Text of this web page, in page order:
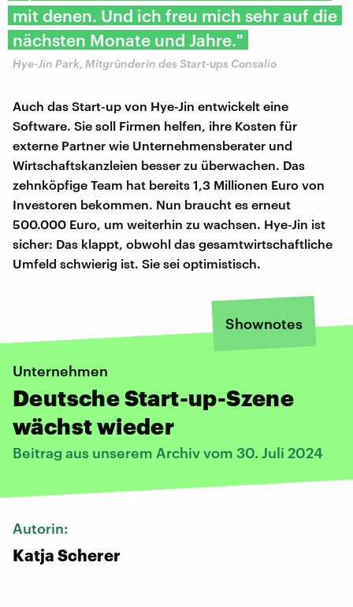
mit denen. Und ich freu mich sehr auf die
nächsten Monate und Jahre."
Hye-Jin Park, Mitgründerin des Start-ups Consalio
Auch das Start-up von Hye-Jin entwickelt eine
Software. Sie soll Firmen helfen, ihre Kosten für
externe Partner wie Unternehmensberater und
Wirtschaftskanzleien besser zu überwachen. Das
zehnköpfige Team hat bereits 1,3 Millionen Euro von
Investoren bekommen. Nun braucht es erneut
500.000 Euro, um weiterhin zu wachsen. Hye-Jin ist
sicher: Das klappt, obwohl das gesamtwirtschaftliche
Umfeld schwierig ist. Sie sei optimistisch.
Shownotes
Unternehmen
Deutsche Start-up-Szene
wächst wieder
Beitrag aus unserem Archiv vom 30. Juli 2024
Autorin:
Katja Scherer